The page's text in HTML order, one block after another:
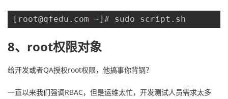
[ root@qfedu . com ~] # sudo script . sh
8、root权限对象
给开发或者QA授权root权限，他搞事你背锅？
一直以来我们强调RBAC，但是运维太忙，开发测试人员需求太多